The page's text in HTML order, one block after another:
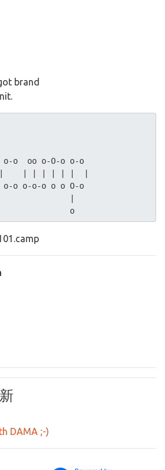
brand
o-o  oo o-O-o o-o
o o-o-o o o O-o
DAMA ;-)